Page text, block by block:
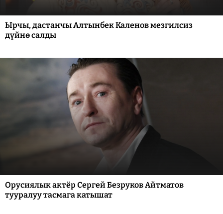
Ырчы, дастанчы Алтынбек Каленов мезгилсиз
дүйнө салды
Орусиялык актёр Сергей Безруков Айтматов
тууралуу тасмага катышат